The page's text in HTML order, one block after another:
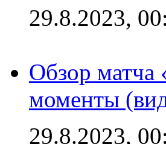
29.8.2023,
Обзор матча
моменты
29.8.2023,